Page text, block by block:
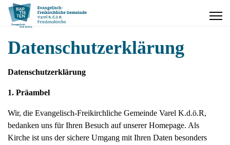
Datenschutzerklärung
Datenschutzerklärung
1. Präambel
Wir, die Evangelisch-Freikirchliche Gemeinde Varel K.d.ö.R,
bedanken uns für Ihren Besuch auf unserer Homepage. Als
Kirche ist uns der sichere Umgang mit Ihren Daten besonders